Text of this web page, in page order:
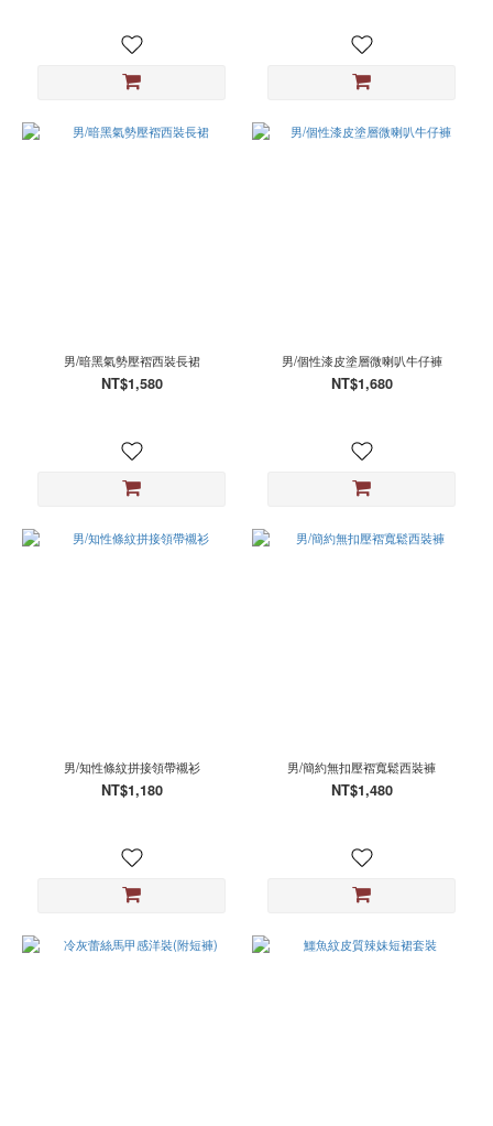
男/暗黑氣勢壓褶西裝長裙
NT$1,580
男/個性漆皮塗層微喇叭牛仔褲
NT$1,680
男/知性條紋拼接領帶襯衫
NT$1,180
男/簡約無扣壓褶寬鬆西裝褲
NT$1,480